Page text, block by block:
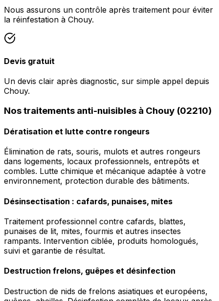
Nous assurons un contrôle après traitement pour éviter
la réinfestation à Chouy.
Devis gratuit
Un devis clair après diagnostic, sur simple appel depuis
Chouy.
Nos traitements anti-nuisibles à Chouy (02210)
Dératisation et lutte contre rongeurs
Élimination de rats, souris, mulots et autres rongeurs
dans logements, locaux professionnels, entrepôts et
combles. Lutte chimique et mécanique adaptée à votre
environnement, protection durable des bâtiments.
Désinsectisation : cafards, punaises, mites
Traitement professionnel contre cafards, blattes,
punaises de lit, mites, fourmis et autres insectes
rampants. Intervention ciblée, produits homologués,
suivi et garantie de résultat.
Destruction frelons, guêpes et désinfection
Destruction de nids de frelons asiatiques et européens,